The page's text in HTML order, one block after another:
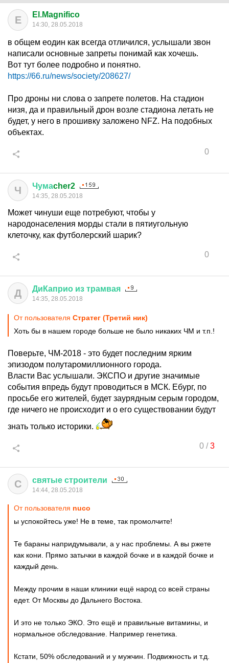
E El.Magnifico
14:30, 28.05.2018
в общем еодин как всегда отличился, услышали звон
написали основные запреты понимай как хочешь.
Вот тут более подробно и понятно.
https://66.ru/news/society/208627/
Про дроны ни слова о запрете полетов. На стадион
низя, да и правильный дрон возле стадиона летать не
будет, у него в прошивку заложено NFZ. На подобных
объектах.
0
Ч Чумаcher2
14:35, 28.05.2018
Может чинуши еще потребуют, чтобы у
народонаселения морды стали в пятиугольную
клеточку, как футболерский шарик?
0
Д ДиКаприо из трамвая
14:35, 28.05.2018
От пользователя Стратег (Третий ник)
Хоть бы в нашем городе больше не было никаких ЧМ и т.п.!
Поверьте, ЧМ-2018 - это будет последним ярким
эпизодом полутаромиллионного города.
Власти Вас услышали. ЭКСПО и другие значимые
события впредь будут проводиться в МСК. Ебург, по
просьбе его жителей, будет заурядным серым городом,
где ничего не происходит и о его существовании будут
знать только историки.
0/3
С святые строители
14:44, 28.05.2018
От пользователя nuco
ы успокойтесь уже! Не в теме, так промолчите!
Те бараны напридумывали, а у нас проблемы. А вы ржете
как кони. Прямо затычки в каждой бочке и в каждой бочке и
каждый день.
Между прочим в наши клиники ещё народ со всей страны
едет. От Москвы до Дальнего Востока.
И это не только ЭКО. Это ещё и правильные витамины, и
нормальное обследование. Например генетика.
Кстати, 50% обследований и у мужчин. Подвижность и т.д.